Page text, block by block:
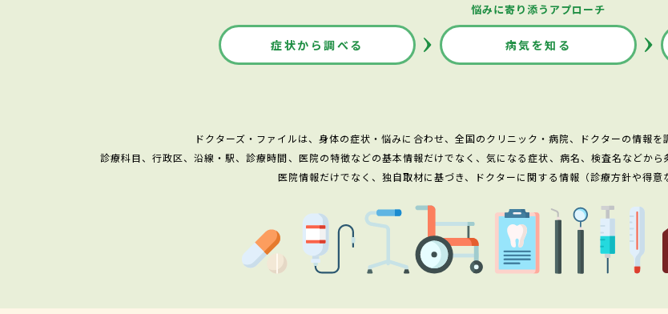
悩みに寄り添うアプローチ
症状から調べる 病気を知る
ドクターズ・ファイルは、身体の症状・悩みに合わせ、全国のクリニック・病院、ドクターの情報を
診療科目、行政区、沿線・駅、診療時間、医院の特徴などの基本情報だけでなく、気になる症状、病名、検査名などか
医院情報だけでなく、独自取材に基づき、ドクターに関する情報（診療方針や得意